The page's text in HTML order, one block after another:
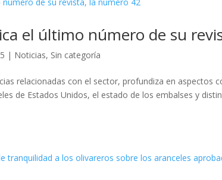
el último número de su
| Noticias, Sin categoría
relacionadas con el sector, profundiza en aspectos
de Estados Unidos, el estado de los embalses y